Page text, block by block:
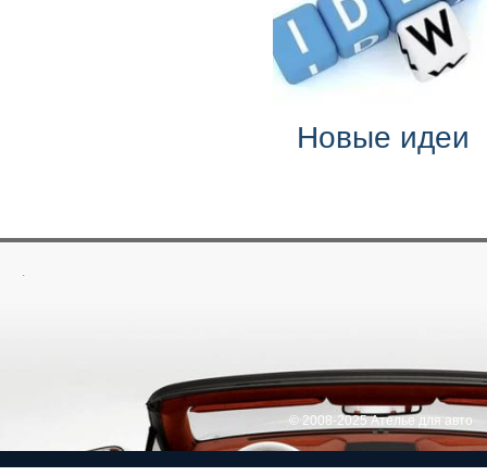
Новые идеи
.
© 2008-2025 Ателье для авто